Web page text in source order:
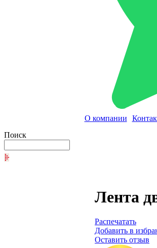
О компании
Поиск
Лента
Распечатать
Добавить в
Оставить отзыв